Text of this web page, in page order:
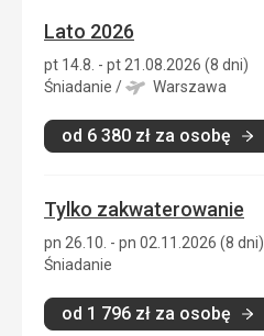
Lato 2026
pt 14.8. - pt 21.08.2026 (8 dni)
Śniadanie / Warszawa
od 6 380 zł za osobę
Tylko zakwaterowanie
pn 26.10. - pn 02.11.2026 (8 dni)
Śniadanie
od 1 796 zł za osobę